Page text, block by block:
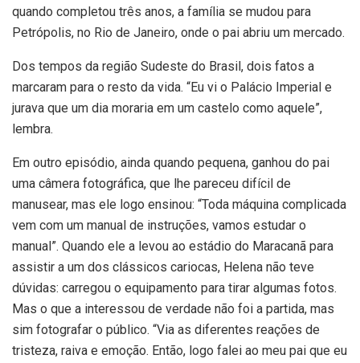
quando completou três anos, a família se mudou para
Petrópolis, no Rio de Janeiro, onde o pai abriu um mercado.
Dos tempos da região Sudeste do Brasil, dois fatos a
marcaram para o resto da vida. “Eu vi o Palácio Imperial e
jurava que um dia moraria em um castelo como aquele”,
lembra.
Em outro episódio, ainda quando pequena, ganhou do pai
uma câmera fotográfica, que lhe pareceu difícil de
manusear, mas ele logo ensinou: “Toda máquina complicada
vem com um manual de instruções, vamos estudar o
manual”. Quando ele a levou ao estádio do Maracanã para
assistir a um dos clássicos cariocas, Helena não teve
dúvidas: carregou o equipamento para tirar algumas fotos.
Mas o que a interessou de verdade não foi a partida, mas
sim fotografar o público. “Via as diferentes reações de
tristeza, raiva e emoção. Então, logo falei ao meu pai que eu